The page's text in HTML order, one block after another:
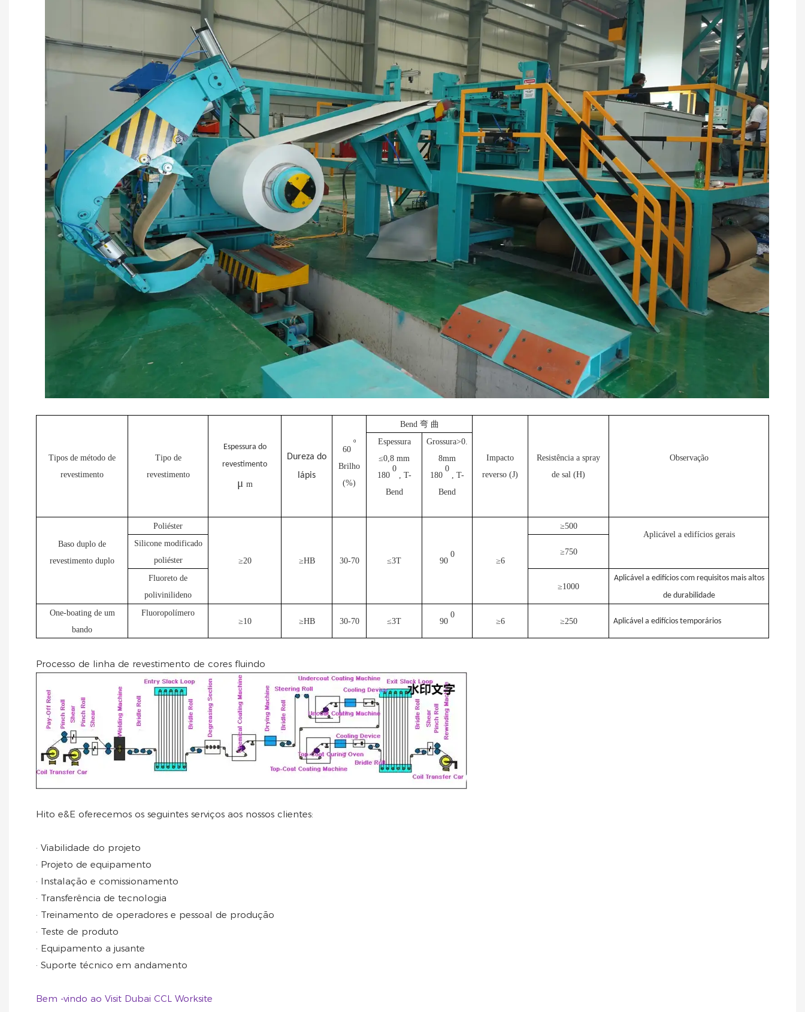
Tipos de método de
revestimento
Tipo de
revestimento
Espessura do
revestimento
μ m
Dureza do
lápis
60
º
Brilho
(%)
Bend 弯 曲
Impacto
reverso (J)
Resistência a spray
de sal (H)
Observação
Espessura
≤0,8 mm
180
0
, T-
Bend
Grossura>0.
8mm
180
0
, T-
Bend
Baso duplo de
revestimento duplo
Poliéster
≥20 ≥HB 30-70 ≤3T 90
0
≥6
≥500
Aplicável a edifícios gerais
Silicone modificado
poliéster
≥750
Fluoreto de
polivinilideno
≥1000
Aplicável a edifícios com requisitos mais altos
de durabilidade
One-boating de um
bando
Fluoropolímero
≥10
≥HB 30-70 ≤3T 90
0
≥6 ≥250 Aplicável a edifícios temporários
Processo de linha de revestimento de cores fluindo
Hito e&E oferecemos os seguintes serviços aos nossos clientes:
· Viabilidade do projeto
· Projeto de equipamento
· Instalação e comissionamento
· Transferência de tecnologia
· Treinamento de operadores e pessoal de produção
· Teste de produto
· Equipamento a jusante
· Suporte técnico em andamento
Bem -vindo ao Visit Dubai CCL Worksite